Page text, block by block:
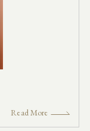
Read More